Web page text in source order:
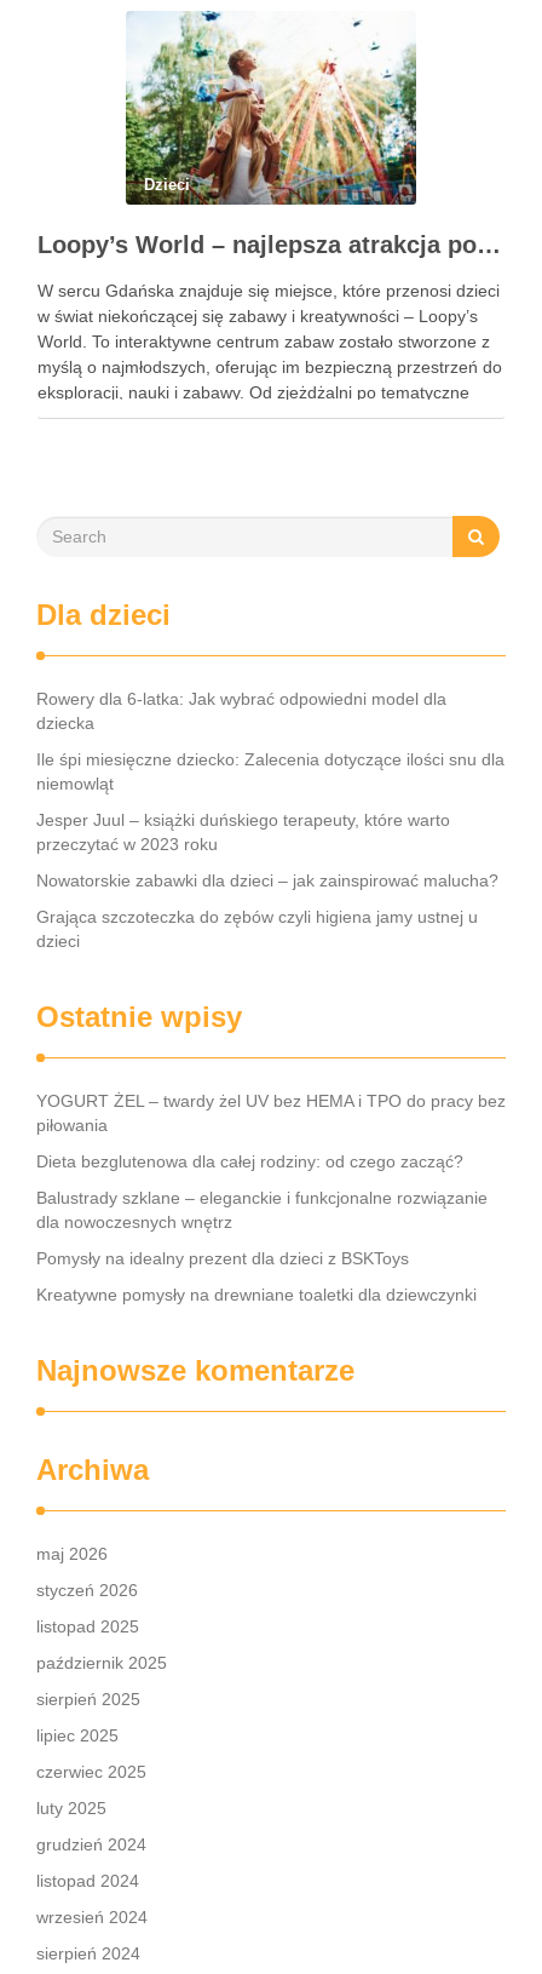
Dzieci
Loopy’s World – najlepsza atrakcja pod dachem dla dzieci w Gdańsku
W sercu Gdańska znajduje się miejsce, które przenosi dzieci
w świat niekończącej się zabawy i kreatywności – Loopy’s
World. To interaktywne centrum zabaw zostało stworzone z
myślą o najmłodszych, oferując im bezpieczną przestrzeń do
eksploracji, nauki i zabawy. Od zjeżdżalni po tematyczne
strefy, Loopy’s World zaspokaja różnorodne potrzeby dzieci,
Dla dzieci
Rowery dla 6-latka: Jak wybrać odpowiedni model dla
dziecka
Ile śpi miesięczne dziecko: Zalecenia dotyczące ilości snu dla
niemowląt
Jesper Juul – książki duńskiego terapeuty, które warto
przeczytać w 2023 roku
Nowatorskie zabawki dla dzieci – jak zainspirować malucha?
Grająca szczoteczka do zębów czyli higiena jamy ustnej u
dzieci
Ostatnie wpisy
YOGURT ŻEL – twardy żel UV bez HEMA i TPO do pracy bez
piłowania
Dieta bezglutenowa dla całej rodziny: od czego zacząć?
Balustrady szklane – eleganckie i funkcjonalne rozwiązanie
dla nowoczesnych wnętrz
Pomysły na idealny prezent dla dzieci z BSKToys
Kreatywne pomysły na drewniane toaletki dla dziewczynki
Najnowsze komentarze
Archiwa
maj 2026
styczeń 2026
listopad 2025
październik 2025
sierpień 2025
lipiec 2025
czerwiec 2025
luty 2025
grudzień 2024
listopad 2024
wrzesień 2024
sierpień 2024